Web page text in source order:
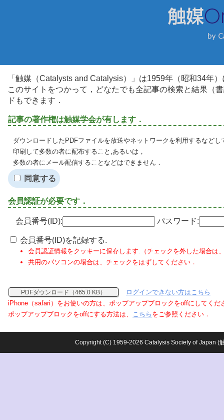
「触媒（Catalysts and Catalysis）」は1959年（昭和34年
このサイトをつかって，どなたでも全記事の検索と結果（
ドもできます．
記事の著作権は触媒学会が有します．
ダウンロードしたPDFファイルを放送やネットワークを利用するなど
印刷して多数の者に配布すること,あるいは，
多数の者にメール配信することなどはできません．
同意する
会員認証が必要です．
会員番号(ID): パスワード:
会員番号(ID)を記録する.
会員認証情報をクッキーに保存します.（チェックを外した場合は
共用のパソコンの場合は、チェックをはずしてください．
PDFダウンロード（465.0 KB）
ログインできない方はこちら
iPhone（safari）をお使いの方は、ポップアップブロックをoffにしてくだ
ポップアップブロックをoffにする方法は、 こちら をご参照ください．
Copyright (C) 1959-2026 Catalysis Society of Japan (